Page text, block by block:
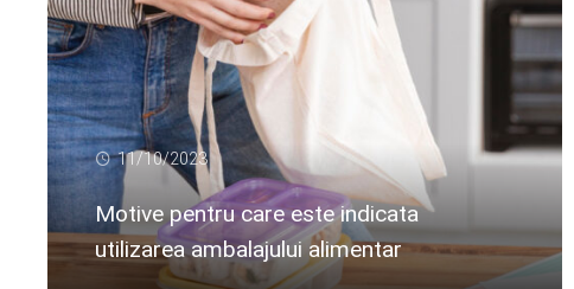
11/10/2023
Motive pentru care este indicata
utilizarea ambalajului alimentar